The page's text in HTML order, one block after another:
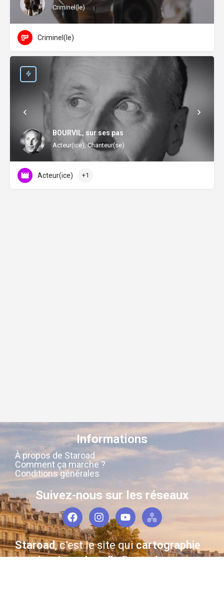
Criminel(le)
Criminel(le)
BOURVIL, sur ses pas
Acteur(ice), Chanteur(se)
Acteur(ice) +1
Informations
À propos de Staroad
Comment ça marche ?
Conditions générales
Suivez-nous sur les réseaux
Staroad, c’est le site quicartographie
lamémoire culturelle Française.